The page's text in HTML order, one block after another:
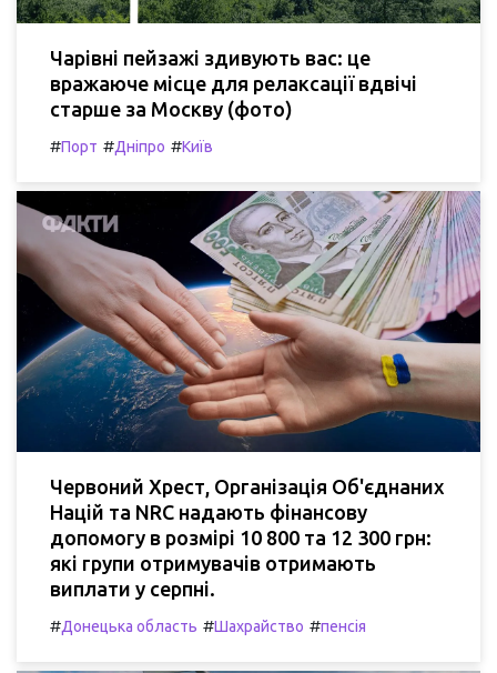
Чарівні пейзажі здивують вас: це
вражаюче місце для релаксації вдвічі
старше за Москву (фото)
#Порт #Дніпро #Київ
Червоний Хрест, Організація Об'єднаних
Націй та NRC надають фінансову
допомогу в розмірі 10 800 та 12 300 грн:
які групи отримувачів отримають
виплати у серпні.
#Донецька область #Шахрайство #пенсія